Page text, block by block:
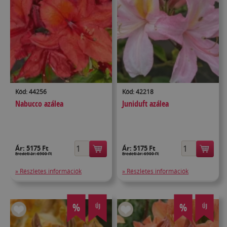
Kód: 44256
Nabucco azálea
Ár: 5175 Ft
Eredeti ár: 6900 Ft
» Részletes információk
Kód: 42218
Juniduft azálea
Ár:5175 Ft
Eredeti ár: 6900 Ft
» Részletes információk
% ÚJ % ÚJ